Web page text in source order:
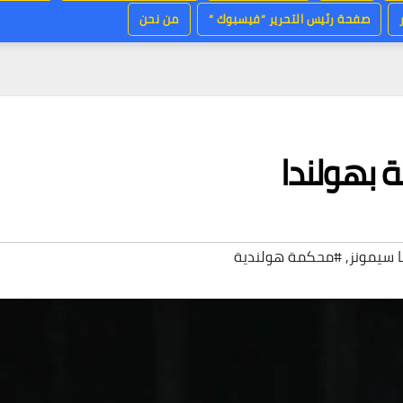
صفحة رئيس التحرير “فيسبوك “ من نحن
سيمونز,#محكمة هولندية